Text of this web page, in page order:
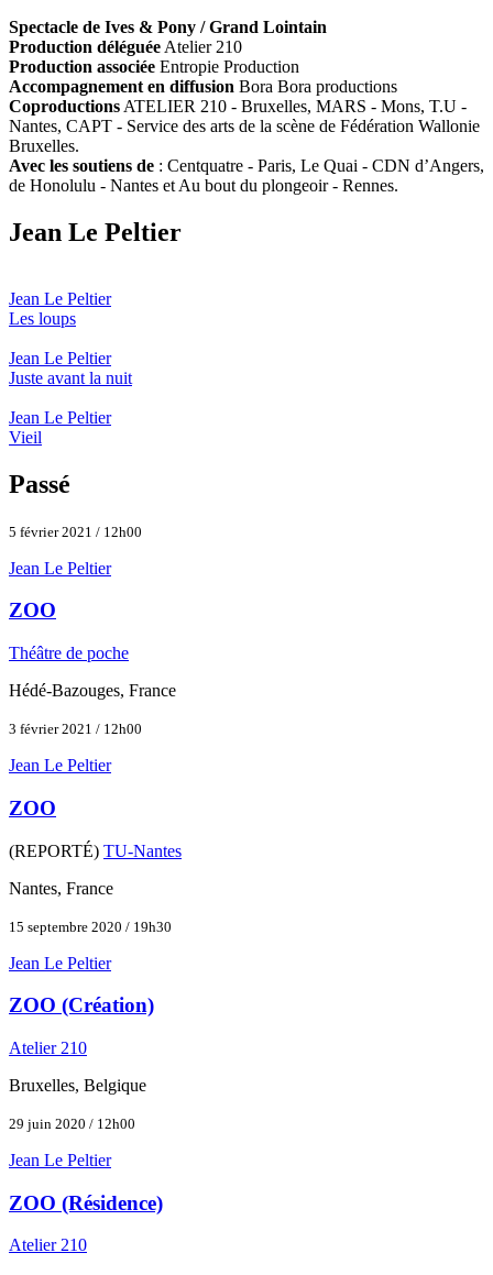
Spectacle de Ives & Pony / Grand Lointain
Production déléguée Atelier 210
Production associée Entropie Production
Accompagnement en diffusion Bora Bora productions
Coproductions ATELIER 210 - Bruxelles, MARS - Mons, T.U -
Nantes, CAPT - Service des arts de la scène de Fédération Wallonie
Bruxelles.
Avec les soutiens de : Centquatre - Paris, Le Quai - CDN d’Angers,
de Honolulu - Nantes et Au bout du plongeoir - Rennes.
Jean Le Peltier
Jean Le Peltier
Les loups
Jean Le Peltier
Juste avant la nuit
Jean Le Peltier
Vieil
Passé
5 février 2021 / 12h00
Jean Le Peltier
ZOO
Théâtre de poche
Hédé-Bazouges, France
3 février 2021 / 12h00
Jean Le Peltier
ZOO
(REPORTÉ) TU-Nantes
Nantes, France
15 septembre 2020 / 19h30
Jean Le Peltier
ZOO (Création)
Atelier 210
Bruxelles, Belgique
29 juin 2020 / 12h00
Jean Le Peltier
ZOO (Résidence)
Atelier 210